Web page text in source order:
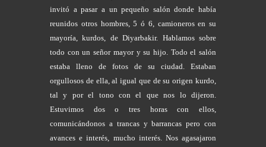
invitó a pasar a un pequeño salón donde había
reunidos otros hombres, 5 ó 6, camioneros en su
mayoría, kurdos, de Diyarbakir. Hablamos sobre
todo con un señor mayor y su hijo. Todo el salón
estaba lleno de fotos de su ciudad. Estaban
orgullosos de ella, al igual que de su origen kurdo,
tal y por el tono con el que nos lo dijeron.
Estuvimos dos o tres horas con ellos,
comunicándonos a trancas y barrancas pero con
avances e interés, mucho interés. Nos agasajaron